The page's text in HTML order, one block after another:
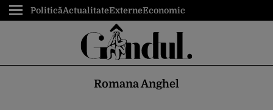
PoliticăActualitateExterneEconomic
Romana Anghel